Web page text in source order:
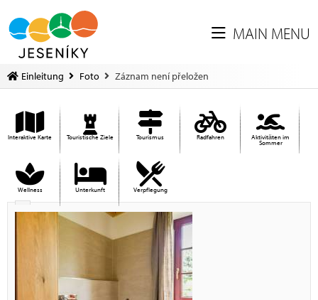
MAIN MENU
Einleitung Foto Záznam není přeložen
Interaktive Karte Touristische Ziele Tourismus Radfahren Aktivitäten im
Sommer
Wellness Unterkunft Verpflegung